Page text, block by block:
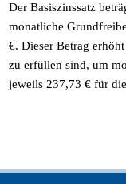
Der Basiszinssatz
monatliche
€. Dieser Betrag
zu erfüllen sind, um
jeweils 237,73 € für